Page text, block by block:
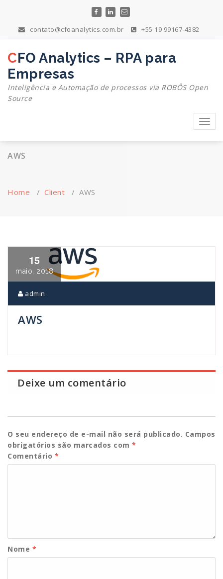
contato@cfoanalytics.com.br +55 19 99167-4382
CFO Analytics – RPA para
Empresas
Inteligência e Automação de processos via ROBÔS Open
Source
AWS
Home / Client / AWS
15
maio, 2018
admin
AWS
Deixe um comentário
O seu endereço de e-mail não será publicado. Campos
obrigatórios são marcados com *
Comentário *
Nome *